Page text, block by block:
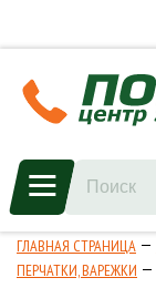
ГЛАВНАЯ СТРАНИЦА
ПЕРЧАТКИ, ВАРЕЖКИ